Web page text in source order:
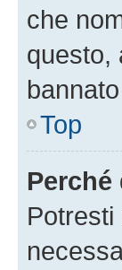
che
questo,
Top